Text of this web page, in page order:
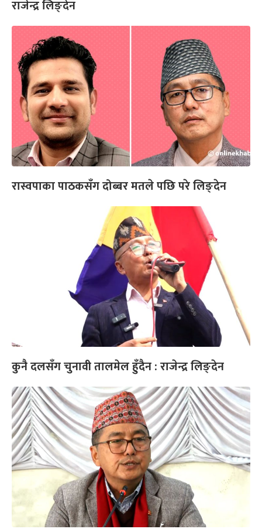
राजेन्द्र लिङ्देन
रास्वपाका पाठकसँग दोब्बर मतले पछि परे लिङ्देन
कुनै दलसँग चुनावी तालमेल हुँदैन : राजेन्द्र लिङ्देन